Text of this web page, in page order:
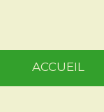
ACCUEIL